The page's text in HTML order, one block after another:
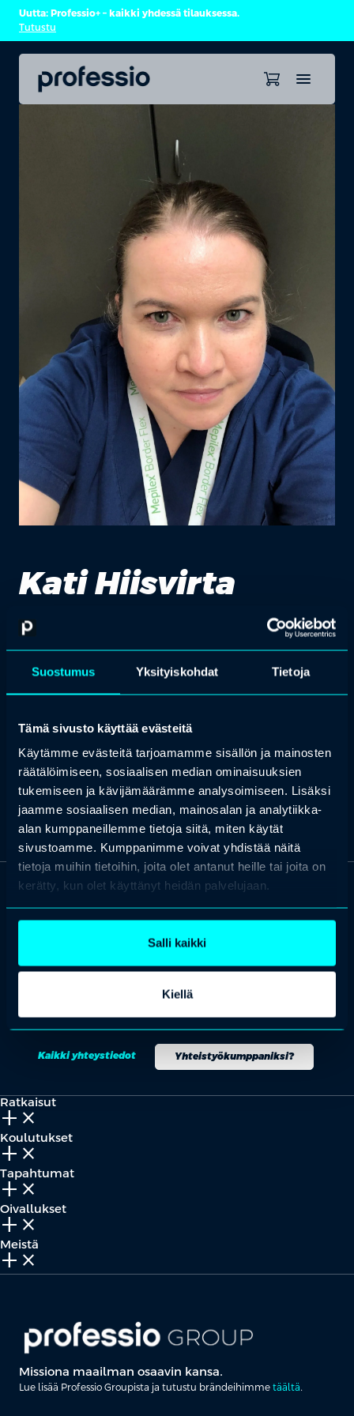
Suostumus Yksityiskohdat Tietoja
Tämä sivusto käyttää evästeitä
Käytämme evästeitä tarjoamamme sisällön ja mainosten
räätälöimiseen, sosiaalisen median ominaisuuksien
tukemiseen ja kävijämäärämme analysoimiseen. Lisäksi
jaamme sosiaalisen median, mainosalan ja analytiikka-
alan kumppaneillemme tietoja siitä, miten käytät
sivustoamme. Kumppanimme voivat yhdistää näitä
tietoja muihin tietoihin, joita olet antanut heille tai joita on
kerätty, kun olet käyttänyt heidän palvelujaan.
Salli kaikki
Kiellä
Uutta: Professio+ – kaikki yhdessä tilauksessa.
Tutustu
Kati Hiisvirta
Kati on valmistunut kansainväliseksi sairaanhoitajaksi, jolla on
sekä yksityiseltä että julkiselta sektorilta, ja hän ylläpitää
ammattitaitoaan jatkuvalla koulutuksella ja potilastyöllä. Kati
tarjoaa asiantuntijuuttaan haavahoidossa ja
immobilisaatiohoidossa, keskittyen potilaiden kokonaisvaltaiseen
hoitoon.
OTA YHTEYTTÄ
Keilaranta 1 A, 02150 Espoo
asiakaspalvelu@professio.fi
Kaikki yhteystiedot Yhteistyökumppaniksi?
Ratkaisut
add_2 close
Koulutukset
add_2 close
Tapahtumat
add_2 close
Oivallukset
add_2 close
Meistä
add_2 close
Missiona maailman osaavin kansa.
Lue lisää Professio Groupista ja tutustu brändeihimme täältä.